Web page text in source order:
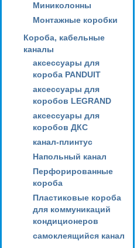
Миниколонны
Монтажные коробки
Короба, кабельные
каналы
аксессуары для
короба PANDUIT
аксессуары для
коробов LEGRAND
аксессуары для
коробов ДКС
канал-плинтус
Напольный канал
Перфорированные
короба
Пластиковые короба
для коммуникаций
кондиционеров
самоклеящийся канал